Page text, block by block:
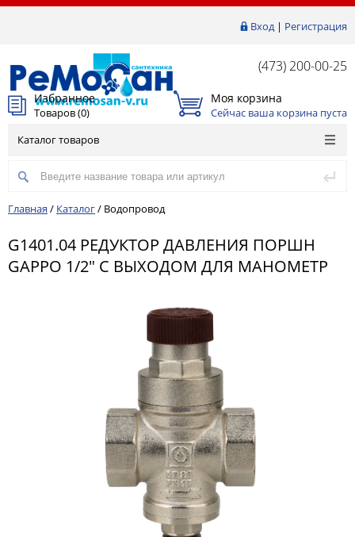
Вход| Регистрация
(473) 200-00-25
Избранное
Товаров (0)
Моя корзина
Сейчас ваша корзина пуста
Каталог товаров
Главная / Каталог/ Водопровод
G1401.04 РЕДУКТОР ДАВЛЕНИЯ ПОРШН
GAPPO 1/2" С ВЫХОДОМ ДЛЯ МАНОМЕТР